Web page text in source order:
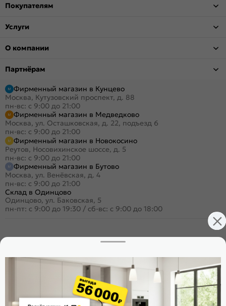
Покупателям
Услуги
О компании
Партнёрам
Фирменный магазин в Кунцево
Москва, Кутузовский проспект, д. 88
пн-вс: с 9:00 до 21:00
Фирменный магазин в Медведково
Москва, ул. Осташковская, д. 22, подъезд 6
пн-вс: с 9:00 до 21:00
Фирменный магазин в Новокосино
Реутов, Носовихинское шоссе, д. 5
пн-вс: с 9:00 до 21:00
Фирменный магазин в Бутово
Москва, ул. Венёвская, д. 4
пн-вс: с 9:00 до 21:00
Склад в Одинцово
Одинцово, ул. Баковская, 5
пн-пт: с 9:00 до 19:30 / сб-вс: с 9:00 до 18:00
+7 (495) 023-25-00
Заказать звонок
Стать дилером